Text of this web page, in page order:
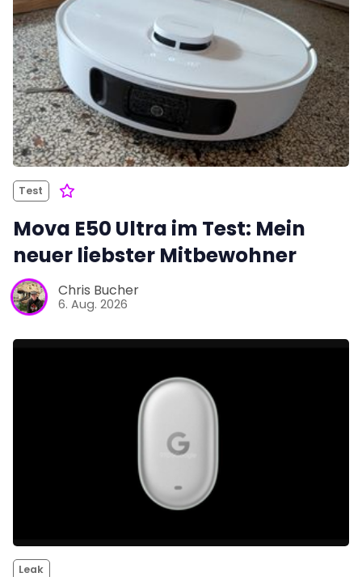
Test
Mova E50 Ultra im Test: Mein
neuer liebster Mitbewohner
Chris Bucher
6. Aug. 2026
Leak